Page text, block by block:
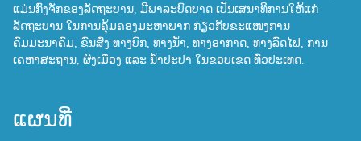
ແມ່ນກົງຈັກຂອງລັດຖະບານ, ມີພາລະບົດບາດ ເປັນເສນາທິການໃຫ້ແກ່
ລັດຖະບານ ໃນການຄຸ້ມຄອງມະຫາພາກ ກ່ຽວກັບຂະແໜງການ
ຄົມມະນາຄົມ, ຂົນສົ່ງ ທາງບົກ, ທາງນ້ຳ, ທາງອາກາດ, ທາງລົດໄຟ, ການ
ເຄຫາສະຖານ, ຜັງເມືອງ ແລະ ນ້ຳປະປາ ໃນຂອບເຂດ ທົ່ວປະເທດ.
ແຜນທີ່